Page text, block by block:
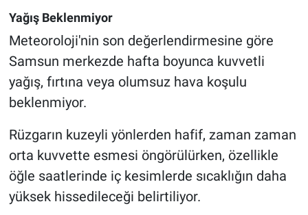
Yağış Beklenmiyor
Meteoroloji'nin son değerlendirmesine göre
Samsun merkezde hafta boyunca kuvvetli
yağış, fırtına veya olumsuz hava koşulu
beklenmiyor.
Rüzgarın kuzeyli yönlerden hafif, zaman zaman
orta kuvvette esmesi öngörülürken, özellikle
öğle saatlerinde iç kesimlerde sıcaklığın daha
yüksek hissedileceği belirtiliyor.